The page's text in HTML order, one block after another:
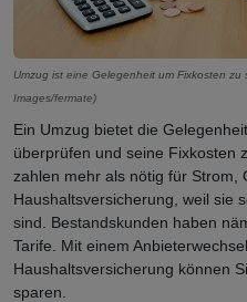
Umzug ist eine Gelegenheit um Fixkosten zu
Images/fermate)
Ein Umzug bietet die
überprüfen und seine Fixkosten
zahlen mehr als nötig für Strom,
Haushaltsversicherung, weil sie
sind. Bestandskunden haben
Tarife. Mit einem
Haushaltsversicherung können
sparen.